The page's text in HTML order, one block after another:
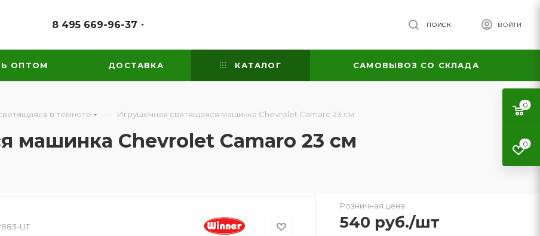
8 495 669-96-37 ВОЙТИ
ПОИСК
ОПТОМ ДОСТАВКА КАТАЛОГ САМОВЫВОЗ СО СКЛАДА
в темноте — Игрушечная святящаяся машинка Chevrolet Camaro 23 см
машинка Chevrolet Camaro 23 см
UT
Розничная цена
540 руб./шт
0
0